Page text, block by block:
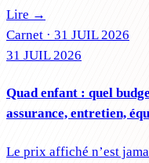
Lire →
Carnet · 31 JUIL 2026
31 JUIL 2026
Quad enfant : quel
assurance, entretien,
Le prix affiché n’est